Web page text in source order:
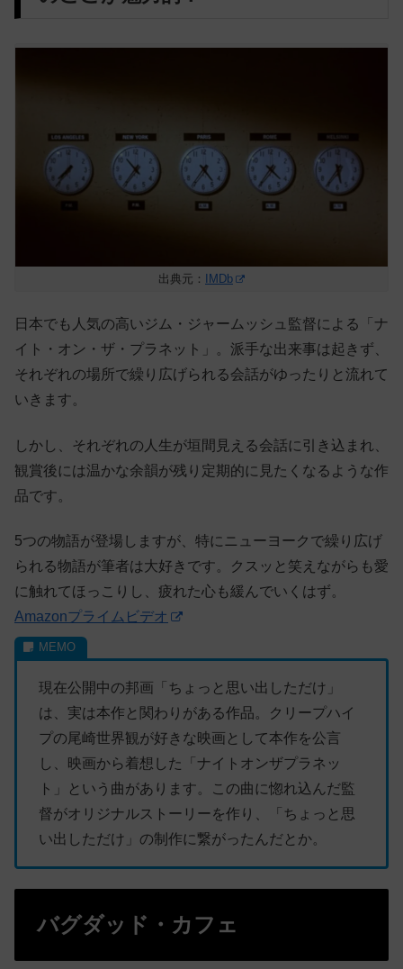
出典元： IMDb
日本でも人気の高いジム・ジャームッシュ監督による「 ナ
イト・オン・ザ・プラネット 」
。派手な出来事は起きず、
それぞれの場所で繰り広げられる会話がゆったりと流れて
いきます。
しかし、それぞれの人生が垣間見える会話に引き込まれ、
観賞後には温かな余韻が残り定期的に見たくなるような作
品です。
5つの物語が登場しますが、特にニューヨークで繰り広げ
られる物語が筆者は大好きです。クスッと笑えながらも愛
に触れてほっこりし、疲れた心も緩んでいくはず。
Amazonプライムビデオ
現在公開中の邦画「ちょっと思い出しただけ」
は、実は本作と関わりがある作品。
クリープハイ
プの尾崎世界観が好きな映画として本作を公言
し、映画から着想した「ナイトオンザプラネッ
ト」という曲があります。この曲に惚れ込んだ監
督がオリジナルストーリーを作り、「ちょっと思
い出しただけ」の制作に繋がったんだとか。
バグダッド・カフェ